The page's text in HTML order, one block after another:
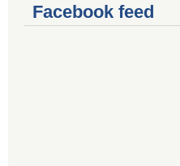
Facebook feed